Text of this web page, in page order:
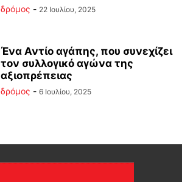
δρόμος - 22 Ιουλίου, 2025
Ένα Αντίο αγάπης, που συνεχίζει
τον συλλογικό αγώνα της
αξιοπρέπειας
δρόμος - 6 Ιουλίου, 2025